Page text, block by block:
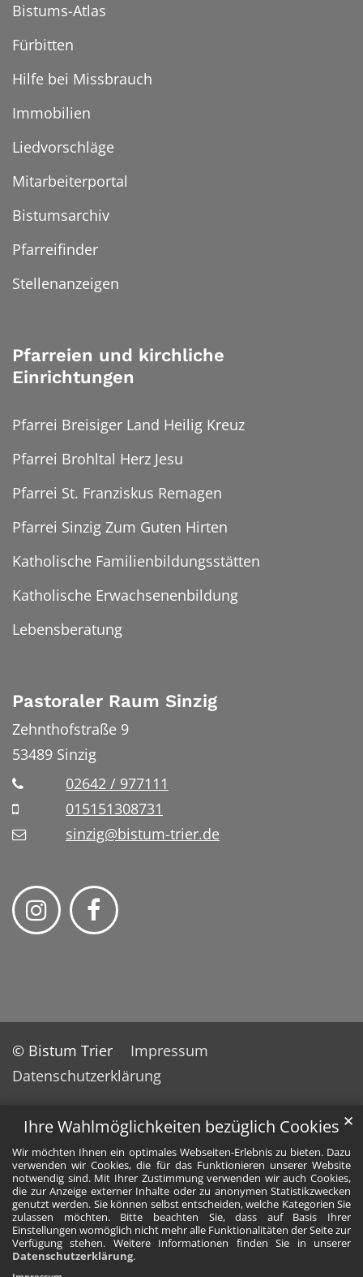
Ihre Wahlmöglichkeiten bezüglich Cookies
Wir möchten Ihnen ein optimales Webseiten-Erlebnis zu bieten. Dazu
verwenden wir Cookies, die für das Funktionieren unserer Website
notwendig sind. Mit Ihrer Zustimmung verwenden wir auch Cookies,
die zur Anzeige externer Inhalte oder zu anonymen Statistikzwecken
genutzt werden. Sie können selbst entscheiden, welche Kategorien Sie
zulassen möchten. Bitte beachten Sie, dass auf Basis Ihrer
Einstellungen womöglich nicht mehr alle Funktionalitäten der Seite zur
Verfügung stehen. Weitere Informationen finden Sie in unserer
Datenschutzerklärung.
✕
Bistums-Atlas
Fürbitten
Hilfe bei Missbrauch
Immobilien
Liedvorschläge
Mitarbeiterportal
Bistumsarchiv
Pfarreifinder
Stellenanzeigen
Pfarreien und kirchliche
Einrichtungen
Pfarrei Breisiger Land Heilig Kreuz
Pfarrei Brohltal Herz Jesu
Pfarrei St. Franziskus Remagen
Pfarrei Sinzig Zum Guten Hirten
Katholische Familienbildungsstätten
Katholische Erwachsenenbildung
Lebensberatung
Pastoraler Raum Sinzig
Zehnthofstraße 9
53489 Sinzig
02642 / 977111
015151308731
sinzig@bistum-trier.de
© Bistum Trier
Impressum
Datenschutzerklärung